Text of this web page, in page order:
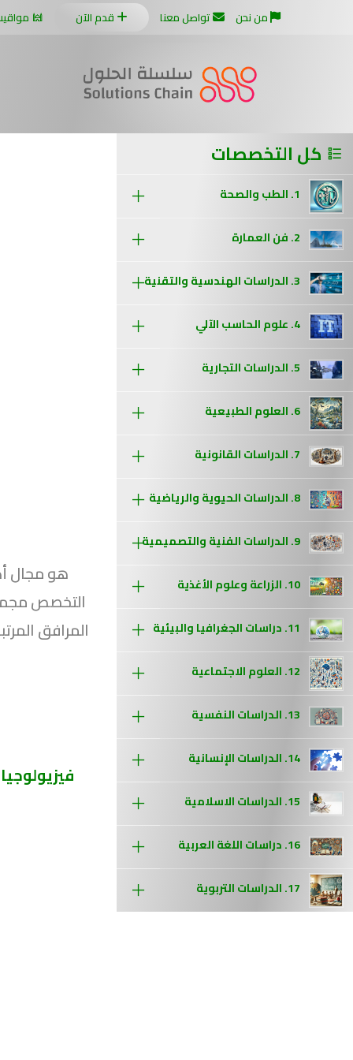
من نحن تواصل معنا قدم الآن
كل التخصصات
1. الطب والصحة
2. فن العمارة
3. الدراسات الهندسية والتقنية
4. علوم الحاسب الآلي
5. الدراسات التجارية
6. العلوم الطبيعية
7. الدراسات القانونية
8. الدراسات الحيوية والرياضية
9. الدراسات الفنية والتصميمية
10. الزراعة وعلوم الأغذية
11. دراسات الجغرافيا والبيئية
12. العلوم الاجتماعية
13. الدراسات النفسية
14. الدراسات الإنسانية
15. الدراسات الاسلامية
16. دراسات اللغة العربية
17. الدراسات التربوية
التخصص
المرافق